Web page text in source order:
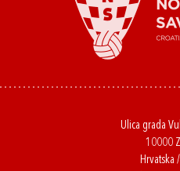
Ulica grada
10000
Hrvatska